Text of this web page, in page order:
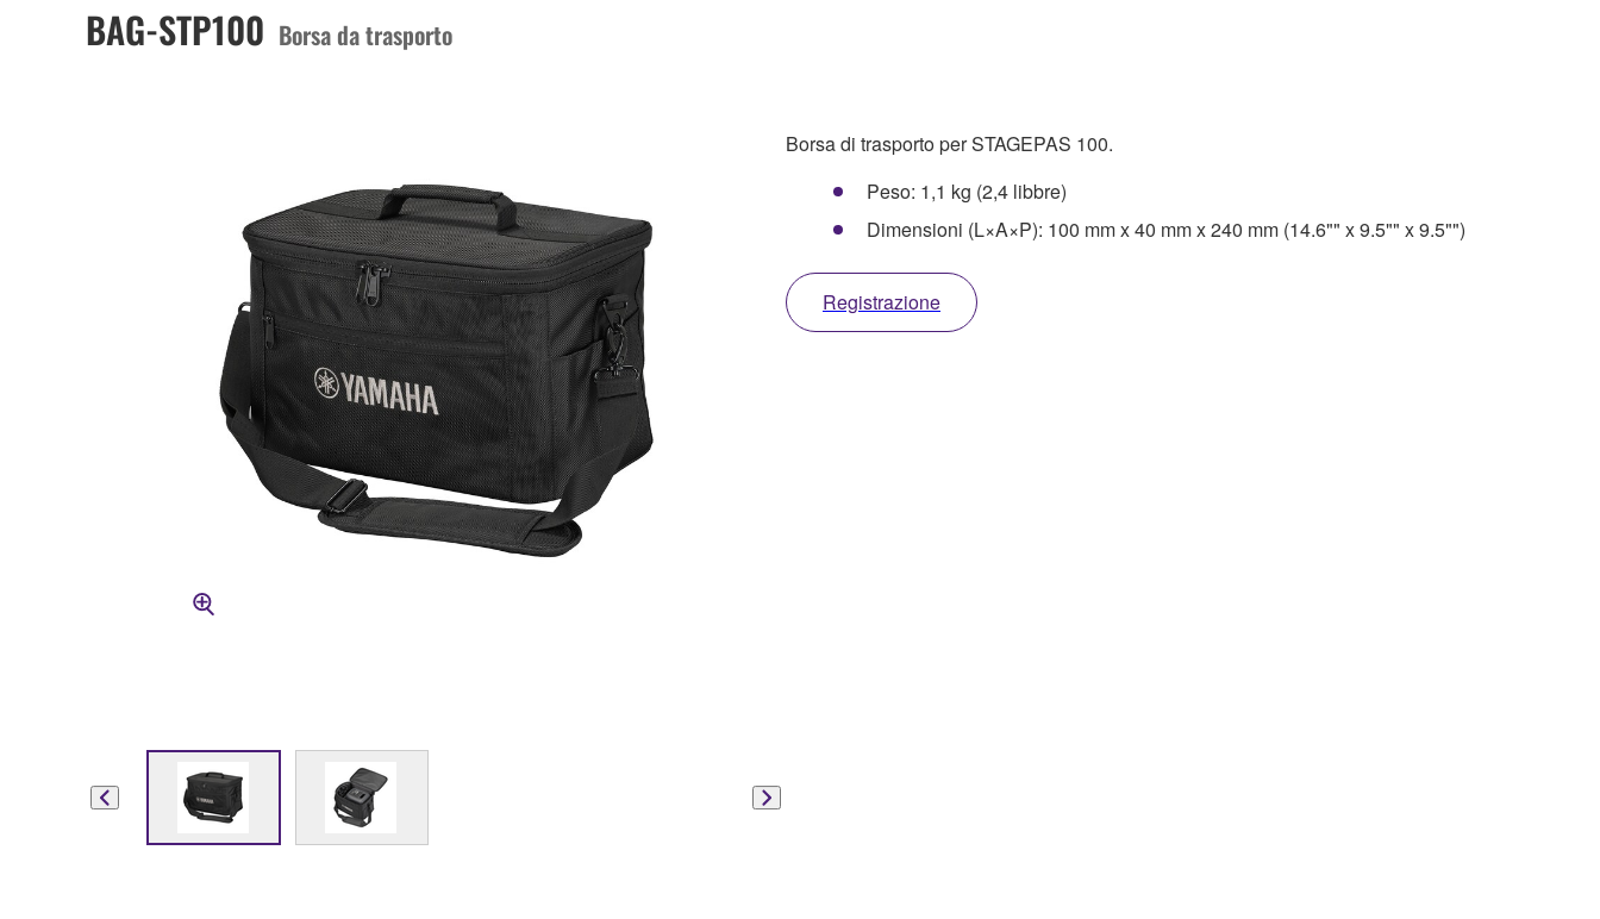
BAG-STP100 Borsa da trasporto
Borsa di trasporto per STAGEPAS 100.
Peso: 1,1 kg (2,4 libbre)
Dimensioni (L×A×P): 100 mm x 40 mm x 240 mm (14.6"" x 9.5"" x 9.5"")
Registrazione